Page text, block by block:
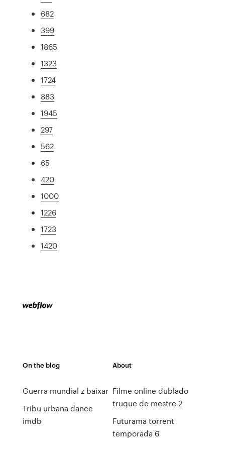
682
399
1865
1323
1724
883
1945
297
562
65
420
1000
1226
1723
1420
On the blog
Guerra mundial z baixar
Tribu urbana dance
imdb
About
Filme online dublado
truque de mestre 2
Futurama torrent
temporada 6